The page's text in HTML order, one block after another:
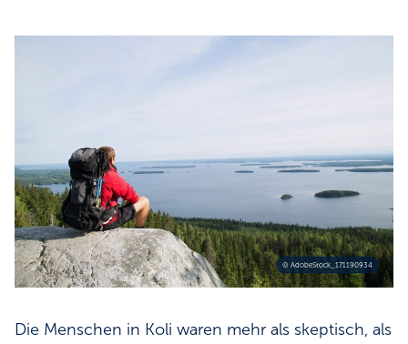
© AdobeStock_171190934
Die Menschen in Koli waren mehr als skeptisch, als